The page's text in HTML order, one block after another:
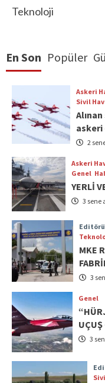
Teknoloji
En Son Popüler
Askeri
Sivil
askeri
2
Askeri
Genel
YERLİ
3 sene
MKE
3
Genel
UÇUŞ
3